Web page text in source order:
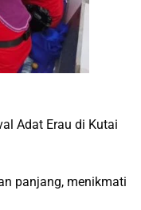
Adat Erau di Kutai
panjang, menikmati